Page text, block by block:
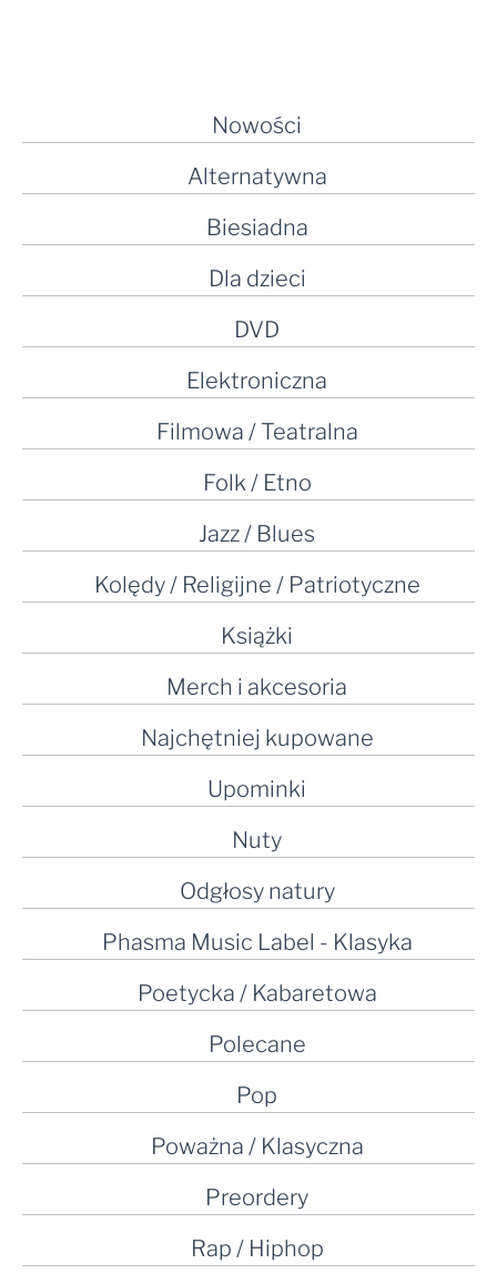
Nowości
Alternatywna
Biesiadna
Dla dzieci
DVD
Elektroniczna
Filmowa / Teatralna
Folk / Etno
Jazz / Blues
Kolędy / Religijne / Patriotyczne
Książki
Merch i akcesoria
Najchętniej kupowane
Upominki
Nuty
Odgłosy natury
Phasma Music Label - Klasyka
Poetycka / Kabaretowa
Polecane
Pop
Poważna / Klasyczna
Preordery
Rap / Hiphop